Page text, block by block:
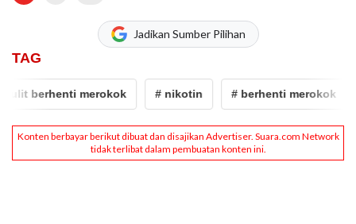
Jadikan Sumber Pilihan
TAG
berhenti merokok # nikotin # berhenti merokok